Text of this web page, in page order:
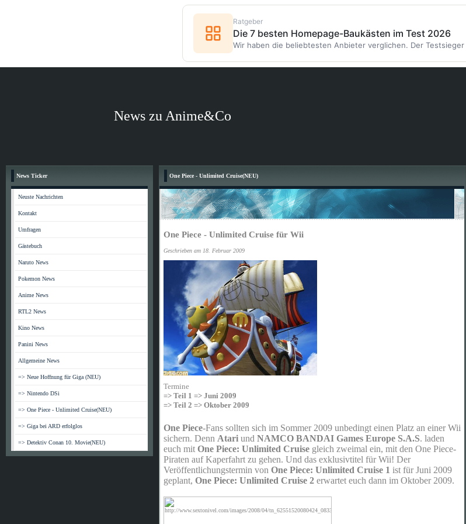
News zu Anime&Co
News Ticker
Neuste Nachrichten
Kontakt
Umfragen
Gästebuch
Naruto News
Pokemon News
Anime News
RTL2 News
Kino News
Panini News
Allgemeine News
=> Neue Hoffnung für Giga (NEU)
=> Nintendo DSi
=> One Piece - Unlimited Cruise(NEU)
=> Giga bei ARD erfolglos
=> Detektiv Conan 10. Movie(NEU)
One Piece - Unlimited Cruise(NEU)
One Piece - Unlimited Cruise für Wii
Geschrieben am 18. Februar 2009
Termine
=> Teil 1 => Juni 2009
=> Teil 2 => Oktober 2009
One Piece-Fans sollten sich im Sommer 2009 unbedingt einen Platz an einer Wii
sichern. Denn Atari und NAMCO BANDAI Games Europe S.A.S. laden
euch mit One Piece: Unlimited Cruise gleich zweimal ein, mit den One Piece-
Piraten auf Kaperfahrt zu gehen. Und das exklusivtitel für Wii! Der
Veröffentlichungstermin von One Piece: Unlimited Cruise 1 ist für Juni 2009
geplant, One Piece: Unlimited Cruise 2 erwartet euch dann im Oktober 2009.
Ratgeber
Die 7 besten Homepage-Baukästen im Test 2026
Wir haben die beliebtesten Anbieter verglichen. Der